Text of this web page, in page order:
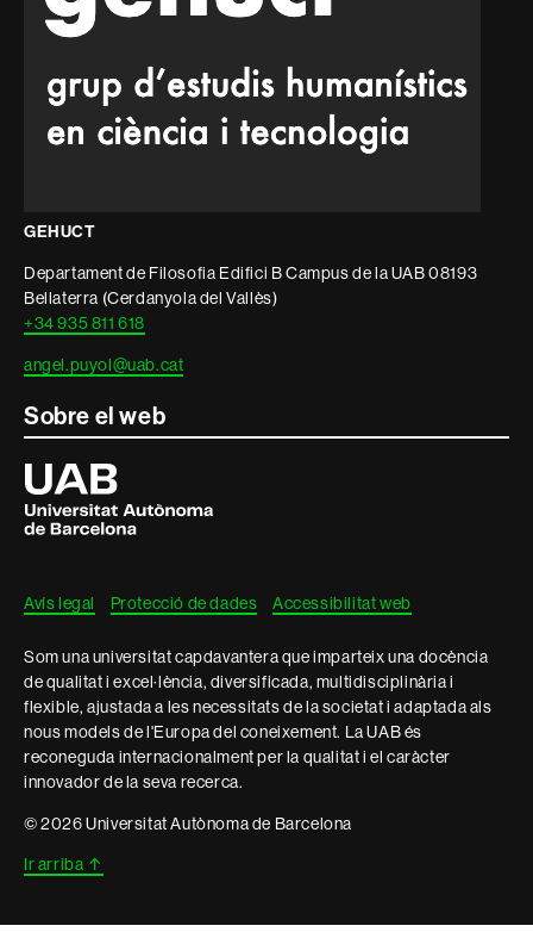
GEHUCT
Departament de Filosofia Edifici B Campus de la UAB 08193
Bellaterra (Cerdanyola del Vallès)
+34 935 811 618
angel.puyol@uab.cat
Sobre el web
Universitat
Autònoma
de
Barcelona
Avís legal Protecció de dades Accessibilitat web
Som una universitat capdavantera que imparteix una docència
de qualitat i excel·lència, diversificada, multidisciplinària i
flexible, ajustada a les necessitats de la societat i adaptada als
nous models de l'Europa del coneixement. La UAB és
reconeguda internacionalment per la qualitat i el caràcter
innovador de la seva recerca.
© 2026 Universitat Autònoma de Barcelona
Ir arriba ↑